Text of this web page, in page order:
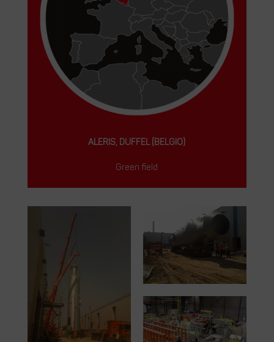
ALERIS, DUFFEL (BELGIO)
Green field